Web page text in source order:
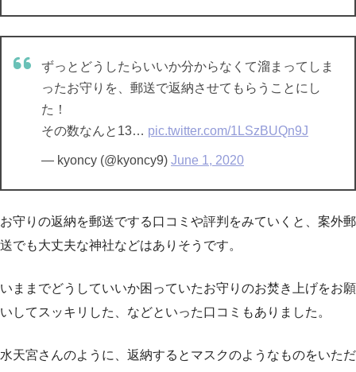
ずっとどうしたらいいか分からなくて溜まってしま
ったお守りを、郵送で返納させてもらうことにし
た！
その数なんと13… pic.twitter.com/1LSzBUQn9J
— kyoncy (@kyoncy9) June 1, 2020
お守りの返納を郵送でする口コミや評判をみていくと、案外郵
送でも大丈夫な神社などはありそうです。
いままでどうしていいか困っていたお守りのお焚き上げをお願
いしてスッキリした
、などといった口コミもありました。
水天宮さんのように、返納するとマスクのようなものをいただ